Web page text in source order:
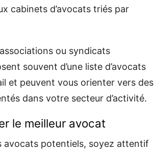
cabinets d’avocats triés par
ou syndicats
souvent d’une liste d’avocats
et peuvent vous orienter vers des
dans votre secteur d’activité.
le meilleur avocat
avocats potentiels, soyez attentif